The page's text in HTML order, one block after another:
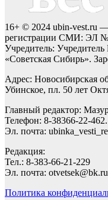
16+ © 2024 ubin-vest.ru —
регистрации СМИ: ЭЛ №
Учредитель:
«Советская Сибирь».
Адрес: Новосибирская
Убинское, пл. 50 лет
Главный редактор:
Телефон: 8-38366-22-462.
Эл. почта:
Редакция:
Тел.: 8-383-66-21-229
Эл. почта: otvetsek@bk.ru
Политика